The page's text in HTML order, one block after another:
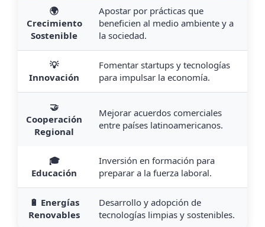
🌍
Crecimiento
Sostenible
Apostar por prácticas que
beneficien al medio ambiente y a
la sociedad.
💡
Innovación
Fomentar startups y tecnologías
para impulsar la economía.
🤝
Cooperación
Regional
Mejorar acuerdos comerciales
entre países latinoamericanos.
🎓
Educación
Inversión en formación para
preparar a la fuerza laboral.
🔋 Energías
Renovables
Desarrollo y adopción de
tecnologías limpias y sostenibles.